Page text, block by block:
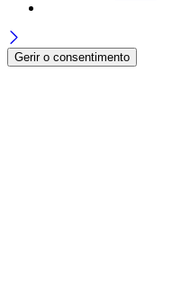
Gerir o consentimento